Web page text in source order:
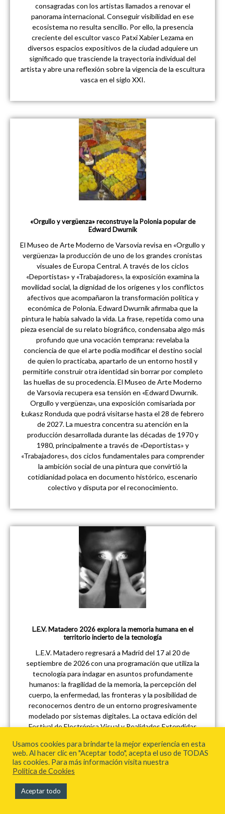
consagradas con los artistas llamados a renovar el
panorama internacional. Conseguir visibilidad en ese
ecosistema no resulta sencillo. Por ello, la presencia
creciente del escultor vasco Patxi Xabier Lezama en
diversos espacios expositivos de la ciudad adquiere un
significado que trasciende la trayectoria individual del
artista y abre una reflexión sobre la vigencia de la escultura
vasca en el siglo XXI.
«Orgullo y vergüenza» reconstruye la Polonia popular de
Edward Dwurnik
El Museo de Arte Moderno de Varsovia revisa en «Orgullo y
vergüenza» la producción de uno de los grandes cronistas
visuales de Europa Central. A través de los ciclos
«Deportistas» y «Trabajadores», la exposición examina la
movilidad social, la dignidad de los orígenes y los conflictos
afectivos que acompañaron la transformación política y
económica de Polonia. Edward Dwurnik afirmaba que la
pintura le había salvado la vida. La frase, repetida como una
pieza esencial de su relato biográfico, condensaba algo más
profundo que una vocación temprana: revelaba la
conciencia de que el arte podía modificar el destino social
de quien lo practicaba, apartarlo de un entorno hostil y
permitirle construir otra identidad sin borrar por completo
las huellas de su procedencia. El Museo de Arte Moderno
de Varsovia recupera esa tensión en «Edward Dwurnik.
Orgullo y vergüenza», una exposición comisariada por
Łukasz Ronduda que podrá visitarse hasta el 28 de febrero
de 2027. La muestra concentra su atención en la
producción desarrollada durante las décadas de 1970 y
1980, principalmente a través de «Deportistas» y
«Trabajadores», dos ciclos fundamentales para comprender
la ambición social de una pintura que convirtió la
cotidianidad polaca en documento histórico, escenario
colectivo y disputa por el reconocimiento.
L.E.V. Matadero 2026 explora la memoria humana en el
territorio incierto de la tecnología
L.E.V. Matadero regresará a Madrid del 17 al 20 de
septiembre de 2026 con una programación que utiliza la
tecnología para indagar en asuntos profundamente
humanos: la fragilidad de la memoria, la percepción del
cuerpo, la enfermedad, las fronteras y la posibilidad de
reconocernos dentro de un entorno progresivamente
modelado por sistemas digitales. La octava edición del
Festival de Electrónica Visual y Realidades Extendidas
circuito de conciertos, performances, instalaciones y
experiencias XR donde lo virtual no pretende sustituir la
realidad, sino revelar algunas de sus zonas más inestables.
Usamos cookies para brindarte la mejor experiencia en esta
web. Al hacer clic en "Aceptar todo", acepta el uso de TODAS
las cookies. Para más información visita nuestra
Política de Cookies
Aceptar todo